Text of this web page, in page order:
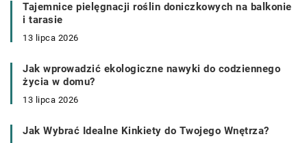
Tajemnice pielęgnacji roślin doniczkowych na balkonie
i tarasie
13 lipca 2026
Jak wprowadzić ekologiczne nawyki do codziennego
życia w domu?
13 lipca 2026
Jak Wybrać Idealne Kinkiety do Twojego Wnętrza?